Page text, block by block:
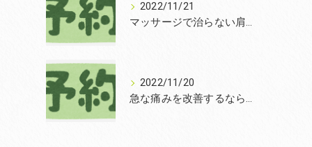
2022/11/21
マッサージで治らない肩こりを改善する無痛整体和泉市笑福整骨院【2022年11月21日の予約状況】
2022/11/20
急な痛みを改善するなら和泉市の土日診療の笑福整骨院【2022年11月20日の予約状況】